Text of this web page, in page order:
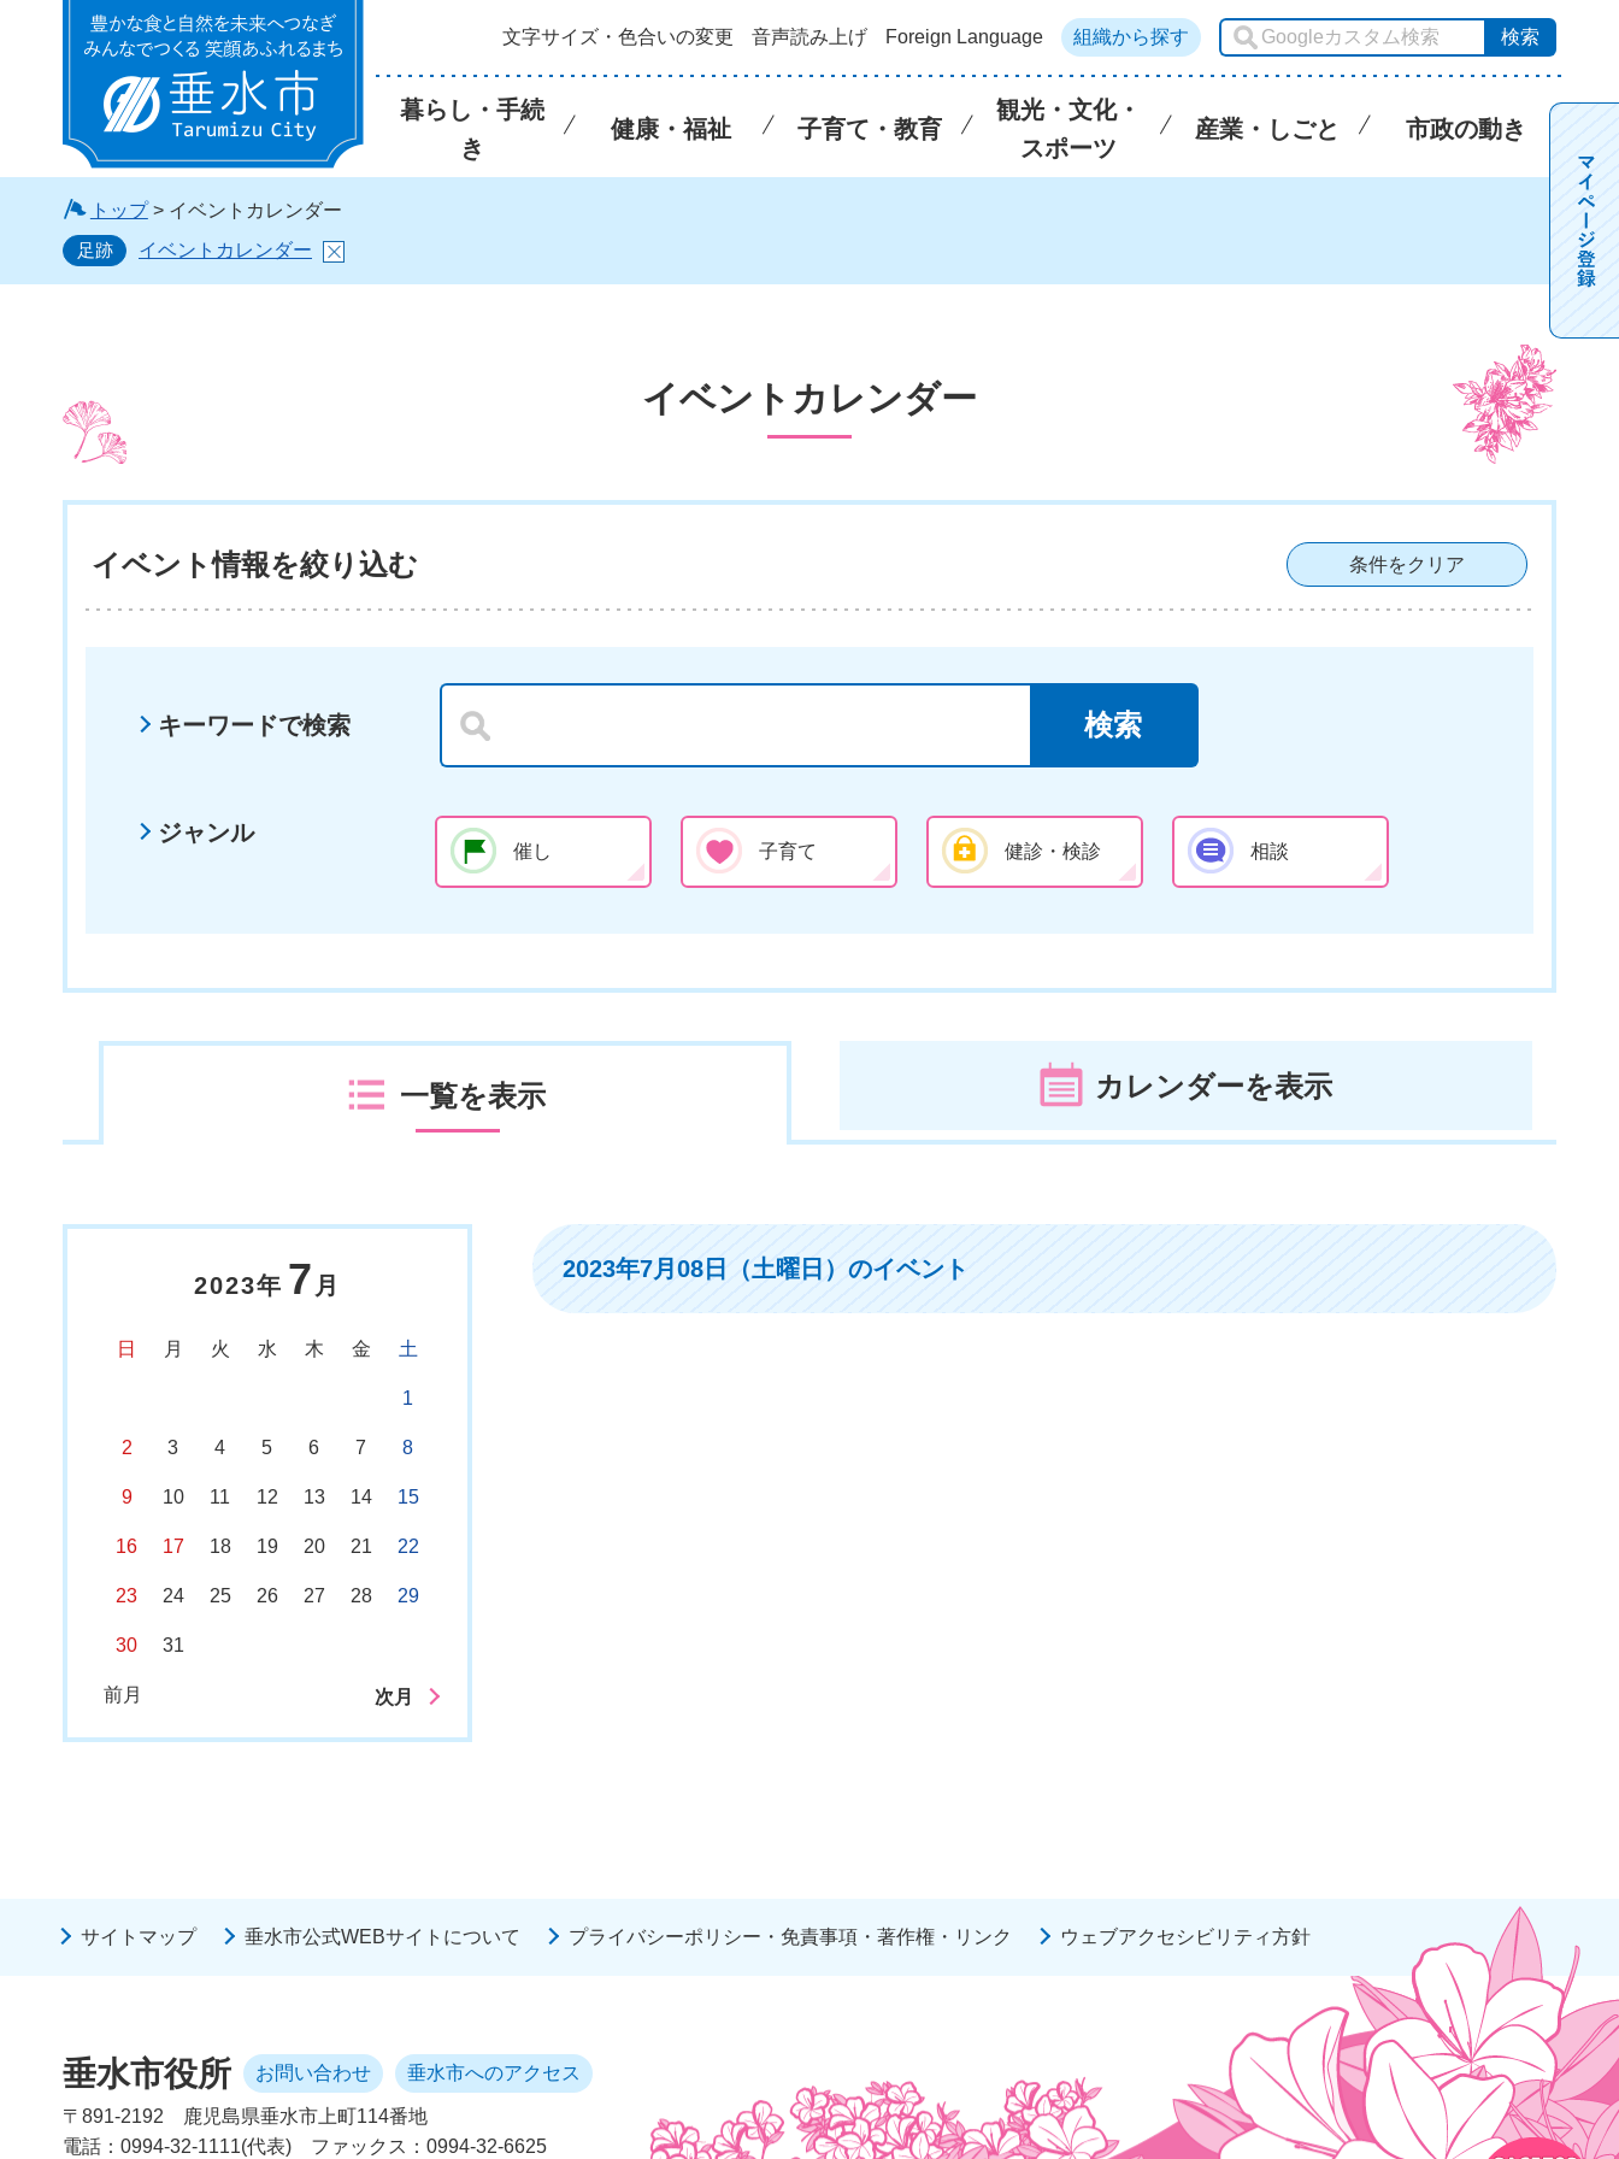
垂水市 文字サイズ・色合いの変更 音声読み上げ Foreign Language 組織から探す
暮らし・手続
き
健康・福祉 子育て・教育
観光・文化・
スポーツ
産業・しごと 市政の動き
トップ> イベントカレンダー
足跡
イベントカレンダー
イベントカレンダー
イベント情報を絞り込む 条件をクリア
キーワードで検索
ジャンル
催し 子育て 健診・検診 相談
一覧を表示 カレンダーを表示
2023年 7 月
日 月 火 水 木 金 土
1
2 3 4 5 6 7 8
9 10 11 12 13 14 15
16 17 18 19 20 21 22
23 24 25 26 27 28 29
30 31
前月 次月
2023年7月08日（土曜日）のイベント
サイトマップ 垂水市公式WEBサイトについて プライバシーポリシー・免責事項・著作権・リンク ウェブアクセシビリティ方針
垂水市役所 お問い合わせ 垂水市へのアクセス
〒891-2192
鹿児島県垂水市上町114番地
電話：0994-32-1111(代表)
ファックス：0994-32-6625